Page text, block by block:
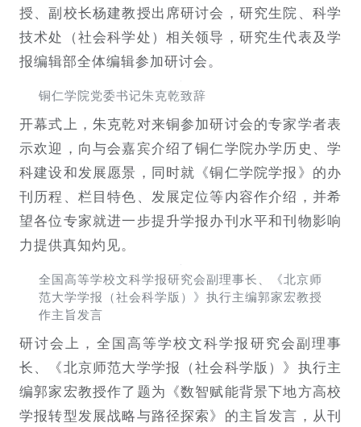
授、副校长杨建教授出席研讨会，研究生院、科学
技术处（社会科学处）相关领导，研究生代表及学
报编辑部全体编辑参加研讨会。
铜仁学院党委书记朱克乾致辞
开幕式上，朱克乾对来铜参加研讨会的专家学者表
示欢迎，向与会嘉宾介绍了铜仁学院办学历史、学
科建设和发展愿景，同时就《铜仁学院学报》的办
刊历程、栏目特色、发展定位等内容作介绍，并希
望各位专家就进一步提升学报办刊水平和刊物影响
力提供真知灼见。
全国高等学校文科学报研究会副理事长、《北京师
范大学学报（社会科学版）》执行主编郭家宏教授
作主旨发言
研讨会上，全国高等学校文科学报研究会副理事
长、《北京师范大学学报（社会科学版）》执行主
编郭家宏教授作了题为《数智赋能背景下地方高校
学报转型发展战略与路径探索》的主旨发言，从刊